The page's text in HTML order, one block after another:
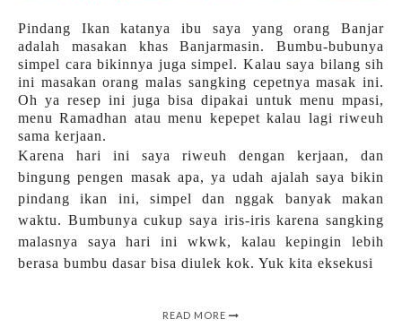
Pindang Ikan katanya ibu saya yang orang Banjar
adalah masakan khas Banjarmasin. Bumbu-bubunya
simpel cara bikinnya juga simpel. Kalau saya bilang sih
ini masakan orang malas sangking cepetnya masak ini.
Oh ya resep ini juga bisa dipakai untuk menu mpasi,
menu Ramadhan atau menu kepepet kalau lagi riweuh
sama kerjaan.
Karena hari ini saya riweuh dengan kerjaan, dan
bingung pengen masak apa, ya udah ajalah saya bikin
pindang ikan ini, simpel dan nggak banyak makan
waktu. Bumbunya cukup saya iris-iris karena sangking
malasnya saya hari ini wkwk, kalau kepingin lebih
berasa bumbu dasar bisa diulek kok. Yuk kita eksekusi
READ MORE